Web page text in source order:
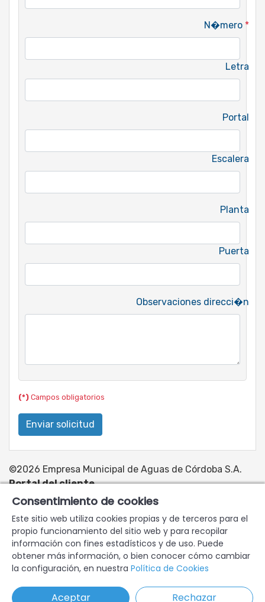
N�mero *
Letra
Portal
Escalera
Planta
Puerta
Observaciones direcci�n
(*) Campos obligatorios
©2026 Empresa Municipal de Aguas de Córdoba S.A.
Portal del cliente
Preguntas frecuentes
Mapa del sitio
Consentimiento de cookies
Este sitio web utiliza cookies propias y de terceros para el
propio funcionamiento del sitio web y para recopilar
información con fines estadísticos y de uso. Puede
obtener más información, o bien conocer cómo cambiar
la configuración, en nuestra Política de Cookies
Aceptar Rechazar